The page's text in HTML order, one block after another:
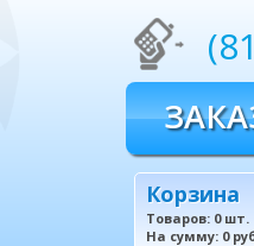
Корзина
Товаров: 0шт.
На сумму: 0